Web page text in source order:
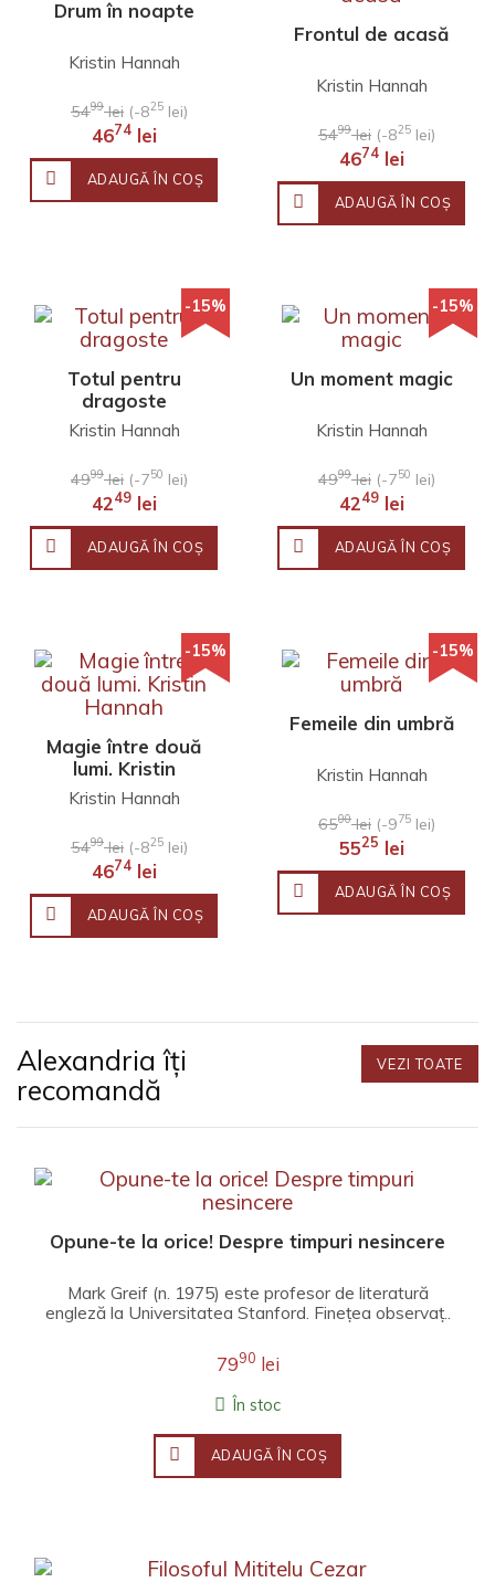
Drum în noapte
Kristin Hannah
5499lei (-825 lei)
4674lei
ADAUGĂ ÎN COŞ
Frontul de acasă
Kristin Hannah
5499lei (-825 lei)
4674lei
ADAUGĂ ÎN COŞ
-15%
Totul pentru
dragoste
Kristin Hannah
4999lei (-750 lei)
4249lei
ADAUGĂ ÎN COŞ
-15%
Un moment magic
Kristin Hannah
4999lei (-750 lei)
4249lei
ADAUGĂ ÎN COŞ
-15%
Magie între două
lumi. Kristin
Hannah
Kristin Hannah
5499lei (-825 lei)
4674lei
ADAUGĂ ÎN COŞ
-15%
Femeile din umbră
Kristin Hannah
6500lei (-975 lei)
5525 lei
ADAUGĂ ÎN COŞ
Alexandria îți
recomandă
VEZI TOATE
Opune-te la orice! Despre timpuri nesincere
Mark Greif (n. 1975) este profesor de literatură
engleză la Universitatea Stanford. Fineţea observaţ..
7990 lei
În stoc
ADAUGĂ ÎN COŞ